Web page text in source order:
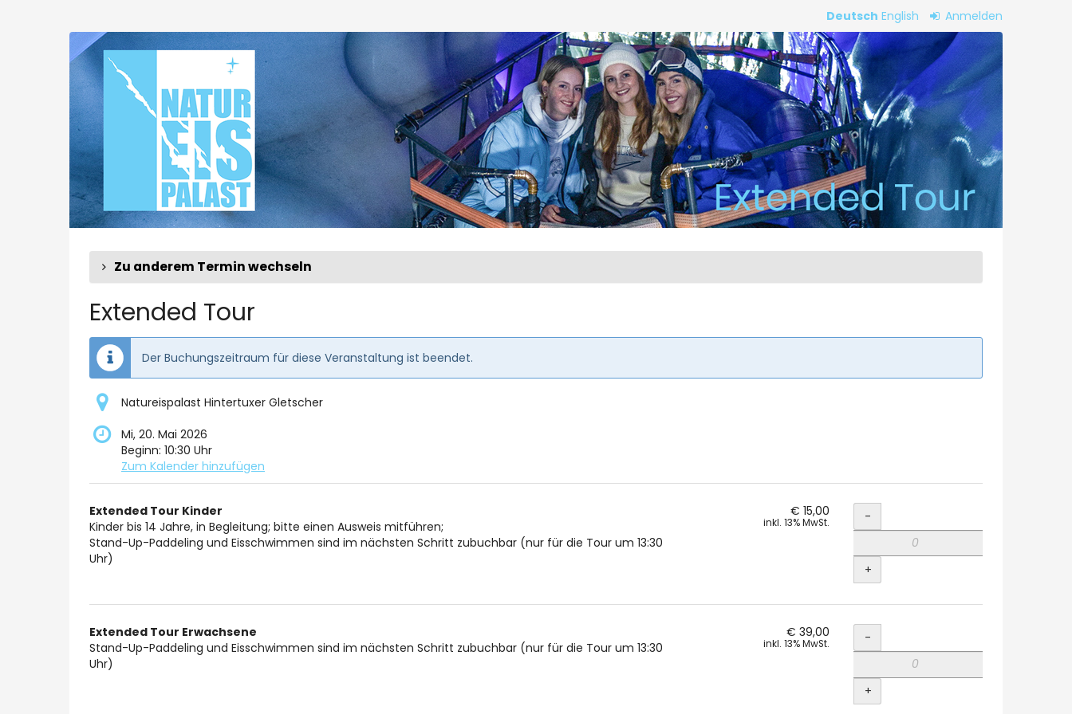
Deutsch English Anmelden
Extended
Tour
Zu anderem Termin wechseln
Extended Tour
Der Buchungszeitraum für diese Veranstaltung ist beendet.
Natureispalast Hintertuxer Gletscher
Mi, 20. Mai 2026
Beginn: 10:30 Uhr
Zum Kalender hinzufügen
Produkte
Unkategorisierte
Produkte
Extended Tour Kinder
Kinder bis 14 Jahre, in Begleitung; bitte einen Ausweis mitführen;
Stand-Up-Paddeling und Eisschwimmen sind im nächsten Schritt zubuchbar (nur für die Tour um 13:30
Uhr)
€ 15,00
inkl. 13% MwSt. Menge
-
+
Extended Tour Erwachsene
Stand-Up-Paddeling und Eisschwimmen sind im nächsten Schritt zubuchbar (nur für die Tour um 13:30
Uhr)
€ 39,00
inkl. 13% MwSt. Menge
-
+